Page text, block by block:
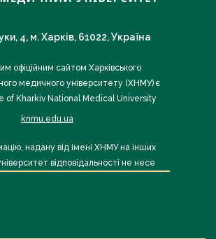
4, м. Харків, 61022, Україна
офіційним сайтом Харківського
медичного університету (ХНМУ) є
of Kharkiv National Medical University
knmu.edu.ua
надану від імені ХНМУ на інших
відповідальності не несе